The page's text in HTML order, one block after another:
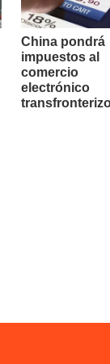
China pondrá
impuestos al
comercio
electrónico